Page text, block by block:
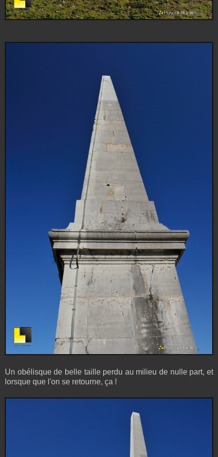
Un obélisque de belle taille perdu au milieu de nulle part, et
lorsque que l'on se retourne, ça !